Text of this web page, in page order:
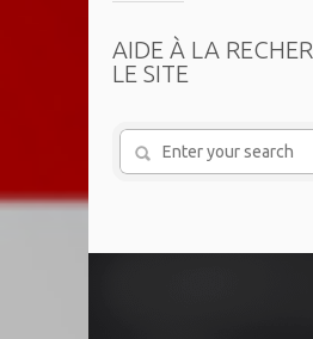
AIDE À LA
LE SITE